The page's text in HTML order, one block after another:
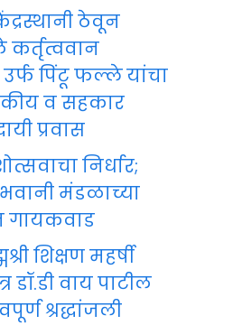
ठेवून
पिंटू फल्ले यांचा
व सहकार
प्रवास
निर्धार;
मंडळाच्या
गायकवाड
शिक्षण महर्षी
डॉ.डी वाय पाटील
श्रद्धांजली